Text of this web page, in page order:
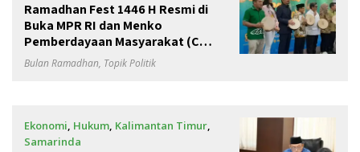
Ramadhan Fest 1446 H Resmi di
Buka MPR RI dan Menko
Pemberdayaan Masyarakat (Cak
Imin)
Bulan Ramadhan, Topik Politik
Ekonomi, Hukum, Kalimantan Timur,
Samarinda